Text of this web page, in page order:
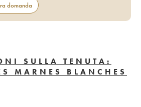
domanda
SULLA TENUTA:
MARNES BLANCHES